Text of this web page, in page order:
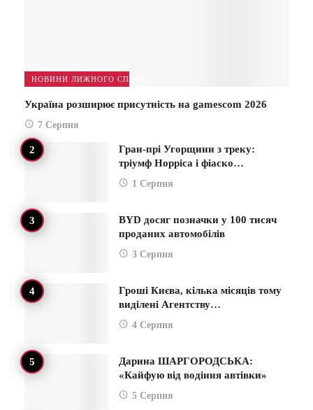
НОВИНИ ЛИЖНОГО СПОРТУ
Україна розширює присутність на gamescom 2026
7 Серпня
Гран-прі Угорщини з треку:
тріумф Норріса і фіаско…
1 Серпня
BYD досяг позначки у 100 тисяч
проданих автомобілів
3 Серпня
Гроші Києва, кілька місяців тому
виділені Агентству…
4 Серпня
Дарина ШАРГОРОДСЬКА:
«Кайфую від водіння автівки»
5 Серпня